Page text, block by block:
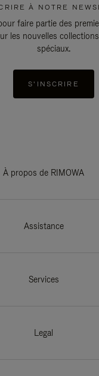
À NOTRE
faire partie des
les nouvelles
spéciaux.
S'INSCRIRE
À propos de RIMOWA
Assistance
Services
Legal